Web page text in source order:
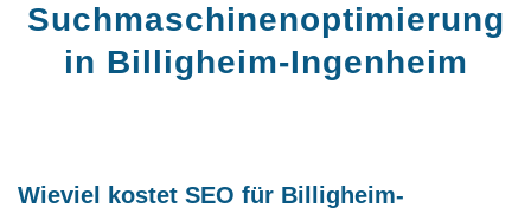
Suchmaschinenoptimierung
in Billigheim-Ingenheim
Wieviel kostet SEO für Billigheim-